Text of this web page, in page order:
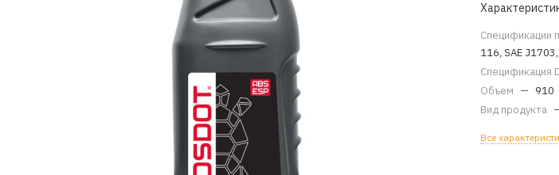
Спецификации
116, SAE
Спецификация
Объем — 910
Вид продукта
Все